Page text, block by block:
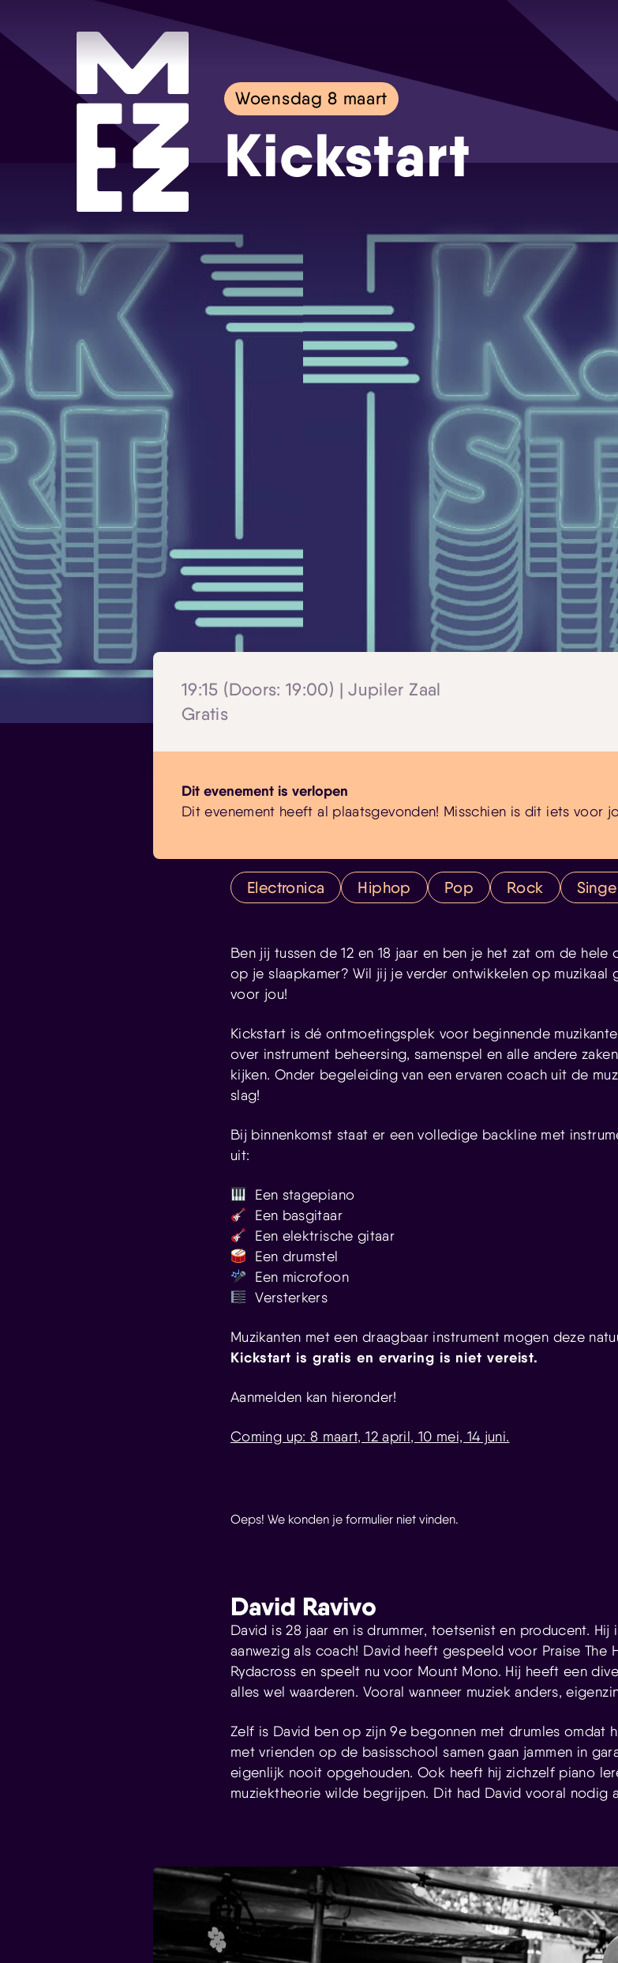
Skip navigatie
Woensdag 8 maart
Kickstart
19:15 (Doors: 19:00) | Jupiler Zaal
Gratis
Dit evenement is verlopen
Dit evenement heeft al plaatsgevonden! Misschien is dit iets voor
Electronica Hiphop Pop Rock
Ben jij tussen de 12 en 18 jaar en ben je het zat om de hele
op je slaapkamer? Wil jij je verder ontwikkelen op muzikaal
voor jou!
Kickstart is dé ontmoetingsplek voor beginnende
over instrument beheersing, samenspel en alle andere
kijken. Onder begeleiding van een ervaren coach uit de
slag!
Bij binnenkomst staat er een volledige backline met
uit:
Een stagepiano
Een basgitaar
Een elektrische gitaar
Een drumstel
Een microfoon
Versterkers
Muzikanten met een draagbaar instrument mogen deze
Kickstart is gratis en ervaring is niet vereist.
Aanmelden kan hieronder!
Coming up: 8 maart, 12 april, 10 mei, 14 juni.
Oeps! We konden je formulier niet vinden.
David Ravivo
David is 28 jaar en is drummer, toetsenist en producent.
aanwezig als coach! David heeft gespeeld voor Praise The
Rydacross en speelt nu voor Mount Mono. Hij heeft een
alles wel waarderen. Vooral wanneer muziek anders,
Zelf is David ben op zijn 9e begonnen met drumles omdat
met vrienden op de basisschool samen gaan jammen in
eigenlijk nooit opgehouden. Ook heeft hij zichzelf piano
muziektheorie wilde begrijpen. Dit had David vooral nodig